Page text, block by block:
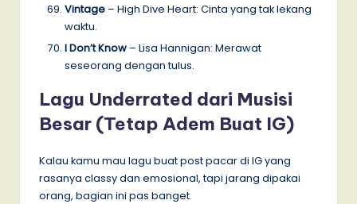
Vintage – High Dive Heart: Cinta yang tak lekang
waktu.
I Don’t Know – Lisa Hannigan: Merawat
seseorang dengan tulus.
Lagu Underrated dari Musisi
Besar (Tetap Adem Buat IG)
Kalau kamu mau lagu buat post pacar di IG yang
rasanya classy dan emosional, tapi jarang dipakai
orang, bagian ini pas banget.